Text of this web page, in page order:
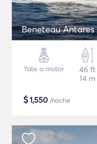
Beneteau
Yate a motor
46 ft
14 m
$1,550 /noche